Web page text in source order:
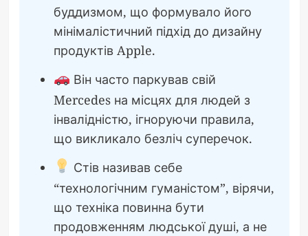
буддизмом, що формувало його
мінімалістичний підхід до дизайну
продуктів Apple.
Він часто паркував свій
Mercedes на місцях для людей з
інвалідністю, ігноруючи правила,
що викликало безліч суперечок.
Стів називав себе
“технологічним гуманістом”, вірячи,
що техніка повинна бути
продовженням людської душі, а не